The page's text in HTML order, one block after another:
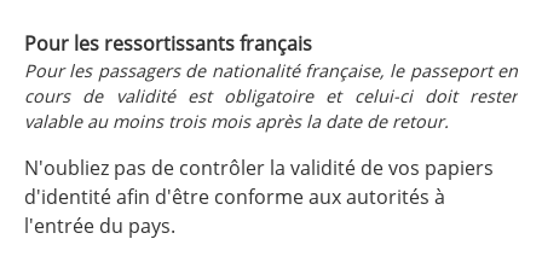
Pour les ressortissants français
Pour les passagers de nationalité française, le passeport en
cours de validité est obligatoire et celui-ci doit rester
valable au moins trois mois après la date de retour.
N'oubliez pas de contrôler la validité de vos papiers
d'identité afin d'être conforme aux autorités à
l'entrée du pays.